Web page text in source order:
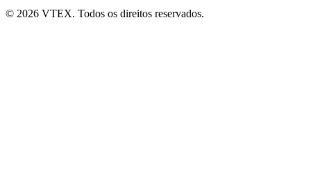
© 2026 VTEX. Todos os direitos reservados.